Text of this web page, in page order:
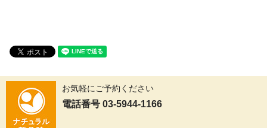
お気軽にご予約ください
電話番号 03-5944-1166